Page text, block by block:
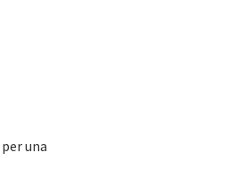
per una